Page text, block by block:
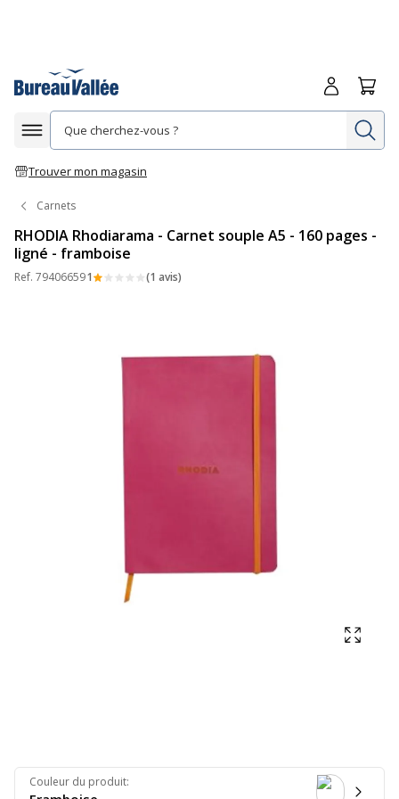
Afficher la navigation
Trouver mon magasin
Me
Carnets
RHODIA Rhodiarama - Carnet souple A5 - 160 pages -
ligné - framboise
Ref. 794066591 (1 avis)
Couleur du produit: